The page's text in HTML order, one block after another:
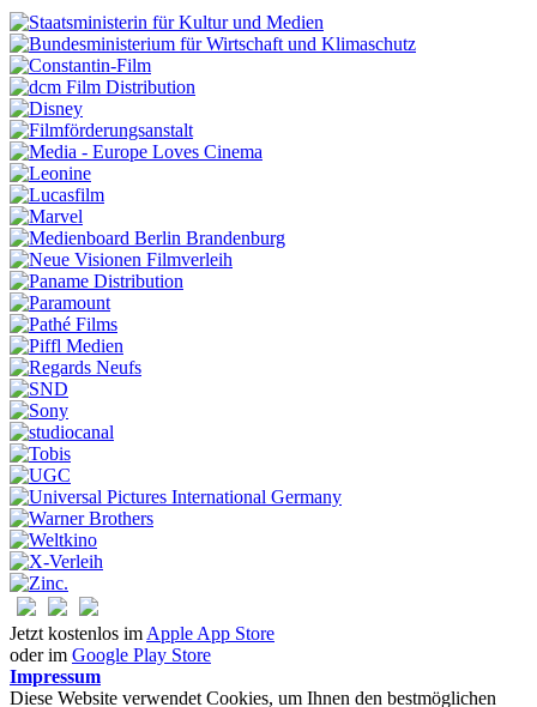
Jetzt kostenlos im Apple App Store
oder im Google Play Store
Impressum
Diese Website verwendet Cookies, um Ihnen den bestmöglichen